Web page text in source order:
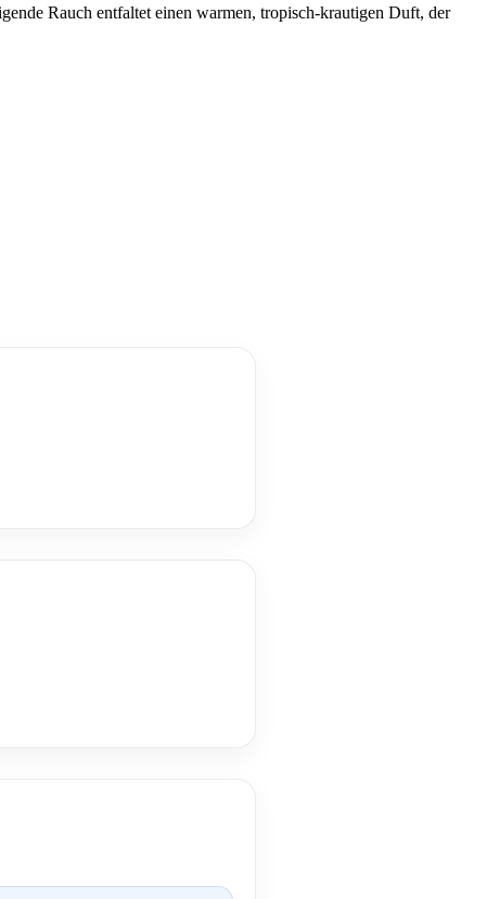
Rauch entfaltet einen warmen, tropisch-krautigen Duft, der